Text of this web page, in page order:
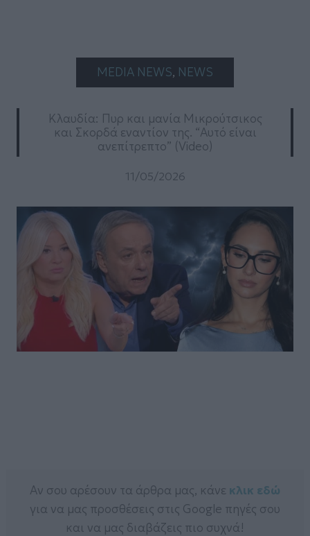
MEDIA NEWS, NEWS
Κλαυδία: Πυρ και μανία Μικρούτσικος
και Σκορδά εναντίον της. “Αυτό είναι
ανεπίτρεπτο” (Video)
11/05/2026
Αν σου αρέσουν τα άρθρα μας, κάνε κλικ εδώ
για να μας προσθέσεις στις Google πηγές σου
και να μας διαβάζεις πιο συχνά!